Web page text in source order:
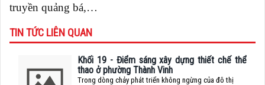
truyền quảng bá,…
TIN TỨC LIÊN QUAN
Khối 19 - Điểm sáng xây dựng thiết chế thể
thao ở phường Thành Vinh
Trong dòng chảy phát triển không ngừng của đô thị